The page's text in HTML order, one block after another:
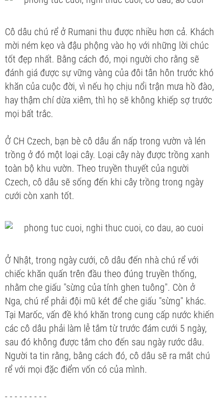
Cô dâu chú rể ở Rumani thu được nhiều hơn cả. Khách
mời ném kẹo và đậu phộng vào họ với những lời chúc
tốt đẹp nhất. Bằng cách đó, mọi người cho rằng sẽ
đánh giá được sự vững vàng của đôi tân hôn trước khó
khăn của cuộc đời, vì nếu họ chịu nổi trận mưa hồ đào,
hay thậm chí dừa xiêm, thì họ sẽ không khiếp sợ trước
mọi bất trắc.
Ở CH Czech, bạn bè cô dâu ẩn nấp trong vườn và lén
trồng ở đó một loại cây. Loại cây này được trồng xanh
toàn bộ khu vườn. Theo truyền thuyết của người
Czech, cô dâu sẽ sống đến khi cây trồng trong ngày
cưới còn xanh tốt.
Ở Nhật, trong ngày cưới, cô dâu đến nhà chú rể với
chiếc khăn quấn trên đầu theo đúng truyền thống,
nhằm che giấu "sừng của tính ghen tuông". Còn ở
Nga, chú rể phải đội mũ két để che giấu "sừng" khác.
Tại Marốc, vấn đề khó khăn trong cung cấp nước khiến
các cô dâu phải làm lễ tắm từ trước đám cưới 5 ngày,
sau đó không được tắm cho đến sau ngày rước dâu.
Người ta tin rằng, bằng cách đó, cô dâu sẽ ra mắt chú
rể với mọi đặc điểm vốn có của mình.
- - - - - - - - -